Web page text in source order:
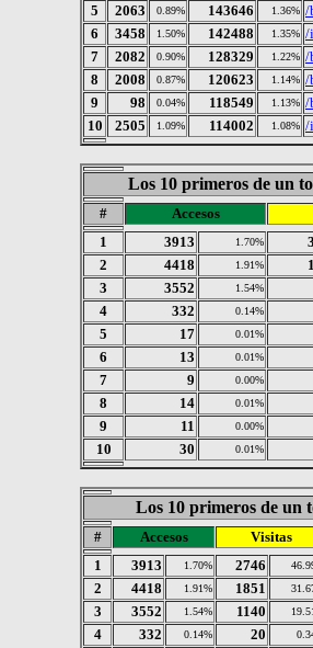
5
2063 0.89% 143646 1.36% /
6
3458 1.50% 142488 1.35% /
7
2082 0.90% 128329 1.22% /
8
2008 0.87% 120623 1.14% /
9
98 0.04% 118549 1.13% /
10
2505 1.09% 114002 1.08% /
Los 10 primeros de un
#
Accesos
1
3913 1.70%
2
4418 1.91%
3
3552 1.54%
4 332 0.14%
5 17 0.01%
6 13 0.01%
7 9 0.00%
8 14 0.01%
9 11 0.00%
10 30 0.01%
Los 10 primeros de un
# Accesos
Visitas
1
3913 1.70% 2746
2 4418 1.91% 1851
3 3552 1.54% 1140
4 332 0.14% 20